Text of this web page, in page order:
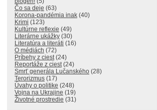
Čo sa deje (63)
Korona-pandémia inak (40)
Krimi (123)
Kultúrne reflexie (49)
Literárne ukážky (30)
Literatúra a literáti (16)
O médiách (72)
Príbehy z ciest(24)
Reportáže z ciest(24)
Smrť generála Lučanského (28)
Terorizmus (17)
Úvahy o politike (248)
Vojna na Ukrajine (19)
Životné prostredie (31)